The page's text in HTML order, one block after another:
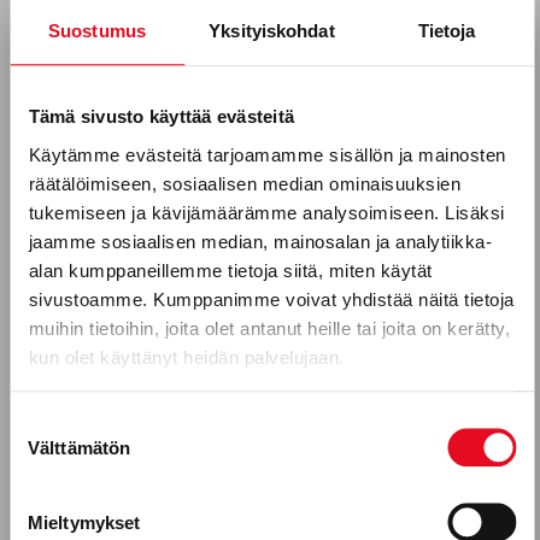
Suostumus Yksityiskohdat Tietoja
Tämä sivusto käyttää evästeitä
Käytämme evästeitä tarjoamamme sisällön ja mainosten
räätälöimiseen, sosiaalisen median ominaisuuksien
tukemiseen ja kävijämäärämme analysoimiseen. Lisäksi
jaamme sosiaalisen median, mainosalan ja analytiikka-
alan kumppaneillemme tietoja siitä, miten käytät
sivustoamme. Kumppanimme voivat yhdistää näitä tietoja
muihin tietoihin, joita olet antanut heille tai joita on kerätty,
kun olet käyttänyt heidän palvelujaan.
valinta
Välttämätön
Mieltymykset
SAARISTOLAISLEIPÄ JA RAIKAS
KANANMUNATAHNA
Tilaa uutiskirjeemme
Puhelinnumero
Mitkä seuraavista aihealueista
kiinnostavat sinua?
Reseptit